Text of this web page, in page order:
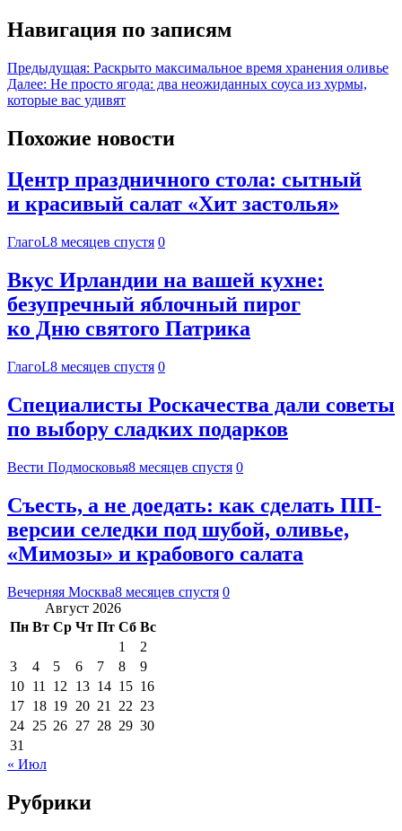
Навигация по записям
Предыдущая: Раскрыто максимальное время хранения оливье
Далее: Не просто ягода: два неожиданных соуса из хурмы,
которые вас удивят
Похожие новости
Центр праздничного стола: сытный
и красивый салат «Хит застолья»
ГлагоL8 месяцев спустя 0
Вкус Ирландии на вашей кухне:
безупречный яблочный пирог
ко Дню святого Патрика
ГлагоL8 месяцев спустя 0
Специалисты Роскачества дали советы
по выбору сладких подарков
Вести Подмосковья8 месяцев спустя 0
Съесть, а не доедать: как сделать ПП-
версии селедки под шубой, оливье,
«Мимозы» и крабового салата
Вечерняя Москва8 месяцев спустя 0
Август 2026
Пн Вт Ср Чт Пт Сб Вс
1
2
3
4 5 6 7 8
9
10 11 12 13 14 15 16
17 18 19 20 21 22 23
24 25 26 27 28 29 30
31
« Июл
Рубрики